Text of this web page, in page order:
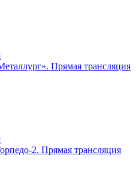
Прямая трансляция
2. Прямая трансляция